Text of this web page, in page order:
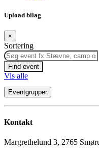
Upload bilag
×
Sortering
Find event
Vis alle
Eventgrupper
Kontakt
Margrethelund 3, 2765